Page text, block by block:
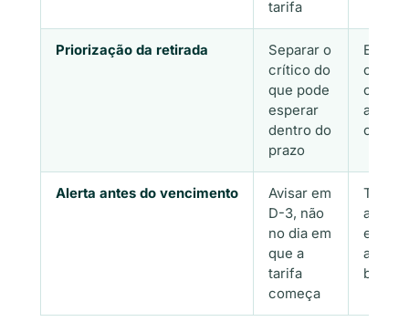
tarifa
Priorização da retirada
Separar o
crítico do
que pode
esperar
dentro do
prazo
onde o
atraso
custo
Alerta antes do vencimento
Avisar em
D-3, não
no dia em
que a
tarifa
começa
agir
ainda é
barato